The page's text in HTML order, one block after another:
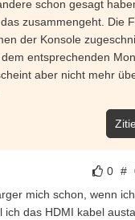
schon gesagt
zusammengeht. Die
der Konsole
entsprechenden
aber nicht mehr
0 #
mich schon, wenn
ich das HDMI kabel